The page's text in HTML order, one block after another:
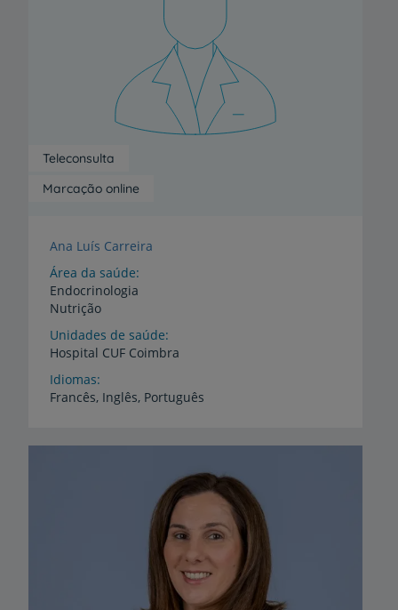
Marcação online
Teleconsulta
Ana Luís Carreira
Área da saúde
Endocrinologia
Nutrição
Unidades de saúde
Hospital CUF Coimbra
Idiomas
Francês, Inglês, Português